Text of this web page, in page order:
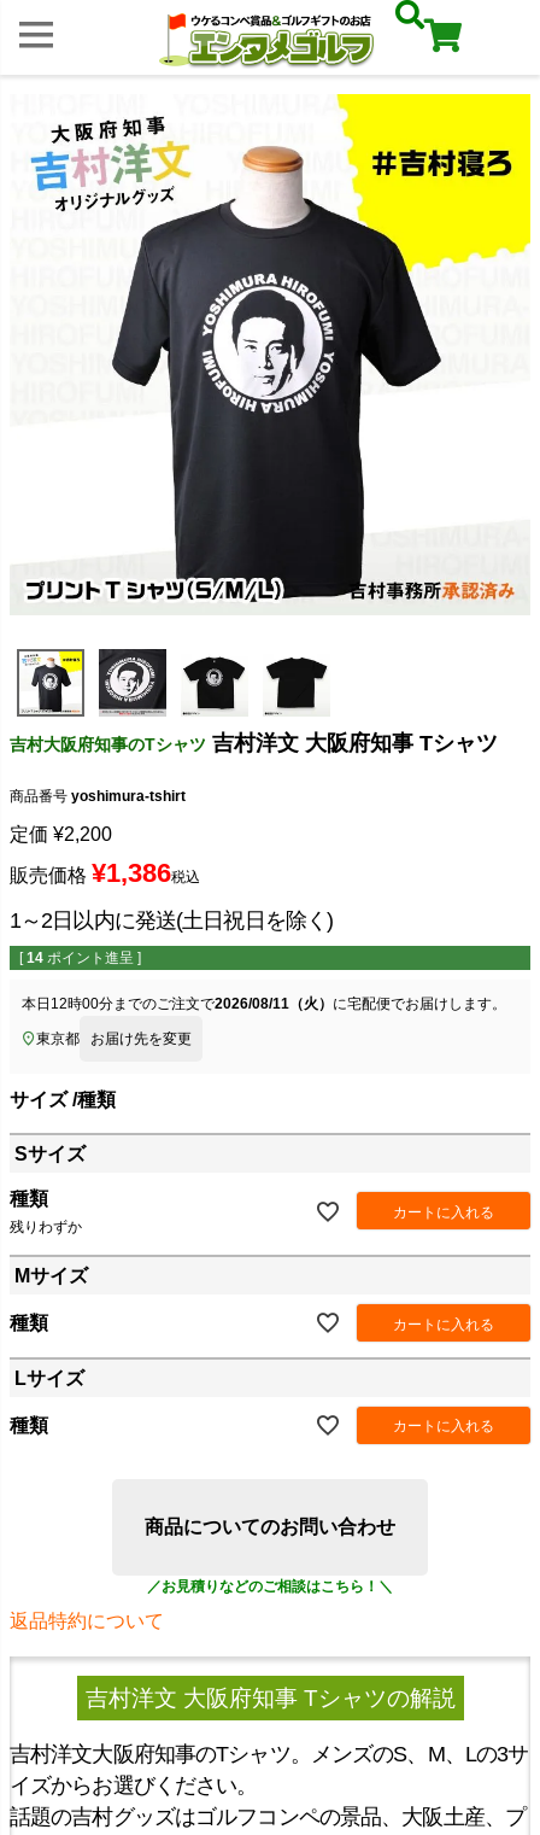
吉村大阪府知事のTシャツ 吉村洋文 大阪府知事 Tシャツ
商品番号 yoshimura-tshirt
定価 ¥2,200
販売価格 ¥1,386税込
1～2日以内に発送(土日祝日を除く)
[ 14 ポイント進呈 ]
本日 12時00分までのご注文で2026/08/11（火） に宅配便でお届けします。
東京都 お届け先を変更
サイズ 種類
Sサイズ
種類
残りわずか
カートに入れる
Mサイズ
種類 カートに入れる
Lサイズ
種類 カートに入れる
商品についてのお問い合わせ
返品特約について
吉村洋文 大阪府知事 Tシャツの解説
吉村洋文大阪府知事のTシャツ。メンズのS、M、Lの3サ
イズからお選びください。
話題の吉村グッズはゴルフコンペの景品、大阪土産、プ